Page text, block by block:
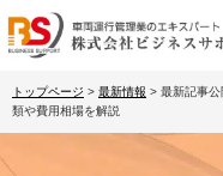
トップページ > 最新情報 > 最新記事
類や費用相場を解説